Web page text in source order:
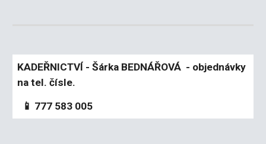
KADEŘNICTVÍ - Šárka BEDNÁŘOVÁ - objednávky
na tel. čísle.
📱 777 583 005